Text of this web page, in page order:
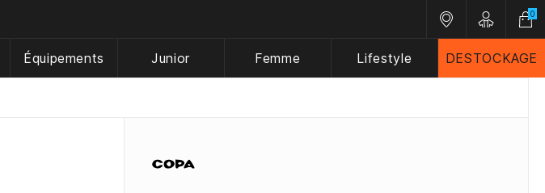
Nos magasins
Customer
0
Équipements Junior Femme Lifestyle DESTOCKAGE